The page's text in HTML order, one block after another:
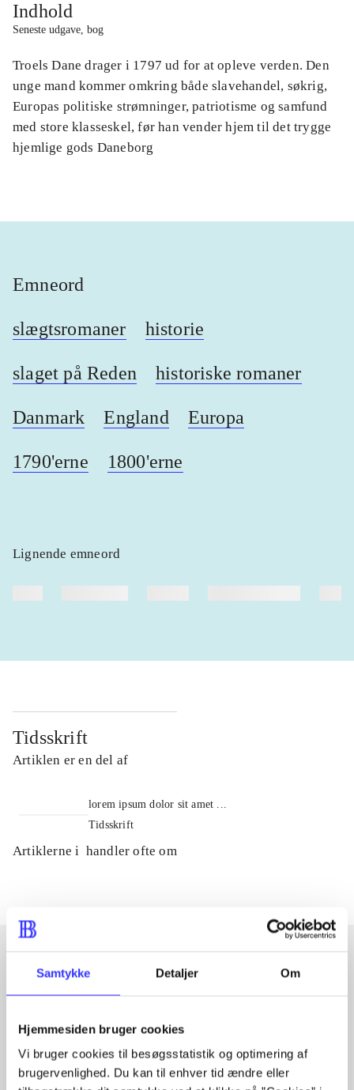
Samtykke Detaljer Om
Hjemmesiden bruger cookies
Vi bruger cookies til besøgsstatistik og optimering af
brugervenlighed. Du kan til enhver tid ændre eller
Indhold
Seneste udgave, bog
Troels Dane drager i 1797 ud for at opleve verden. Den
unge mand kommer omkring både slavehandel, søkrig,
Europas politiske strømninger, patriotisme og samfund
med store klasseskel, før han vender hjem til det trygge
hjemlige gods Daneborg
Emneord
slægtsromaner historie
slaget på Reden historiske romaner
Danmark England Europa
1790'erne 1800'erne
Lignende emneord
Tidsskrift
Artiklen er en del af
lorem ipsum dolor sit amet ...
Tidsskrift
Artiklerne i handler ofte om